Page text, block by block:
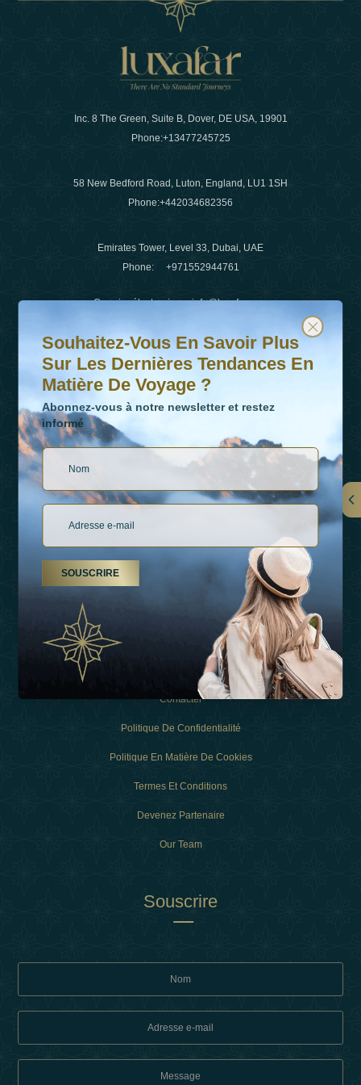
Inc. 8 The Green, Suite B, Dover, DE USA, 19901
Phone:+13477245725
58 New Bedford Road, Luton, England, LU1 1SH
Phone:+442034682356
Emirates Tower, Level 33, Dubai, UAE
Phone: +971552944761
Courrier électronique:info@luxafar.com
WhatsApp N°
+442034682356
+971552944761
LIENS
À Propos De Nous
Types De Vacances
Contacter
Politique De Confidentialité
Politique En Matière De Cookies
Termes Et Conditions
Devenez Partenaire
Our Team
Souscrire
Souhaitez-vous en savoir plus sur les dernières
Abonnez-vous à notre newsletter et restez informé
Souhaitez-Vous En Savoir Plus
Sur Les Dernières Tendances En
Matière De Voyage ?
Abonnez-vous à notre newsletter et restez
informé
SOUSCRIRE